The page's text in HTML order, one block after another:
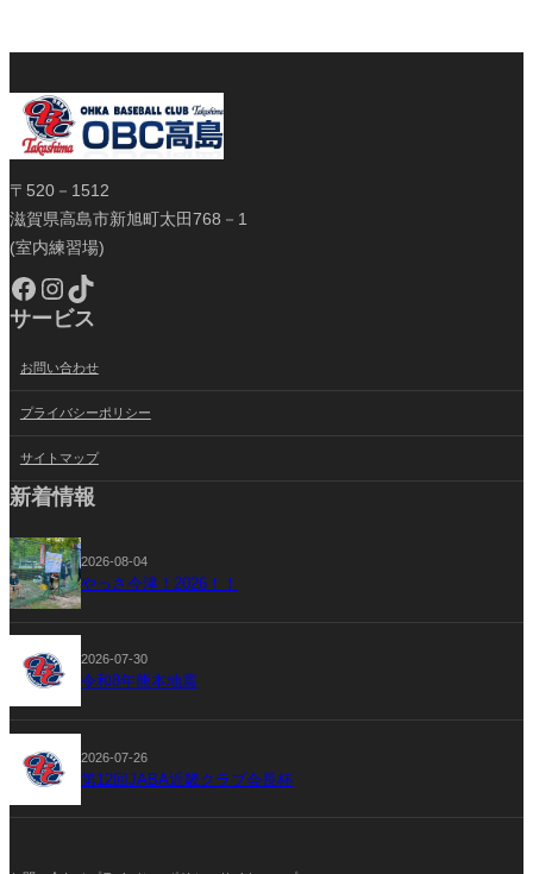
〒520－1512
滋賀県高島市新旭町太田768－1
(室内練習場)
Facebook Instagram TikTok
サービス
お問い合わせ
プライバシーポリシー
サイトマップ
新着情報
2026-08-04
やっさ今津！2026！！
2026-07-30
令和8年熊本地震
2026-07-26
第12回JABA近畿クラブ会長杯